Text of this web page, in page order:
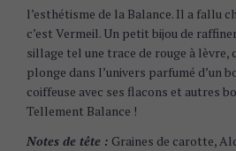
l’esthétisme de la Balance. Il a fallu
c’est Vermeil. Un petit bijou de
sillage tel une trace de rouge à lèvre,
plonge dans l’univers parfumé d’un
coiffeuse avec ses flacons et autres
Tellement Balance !
Notes de tête : Graines de carotte,